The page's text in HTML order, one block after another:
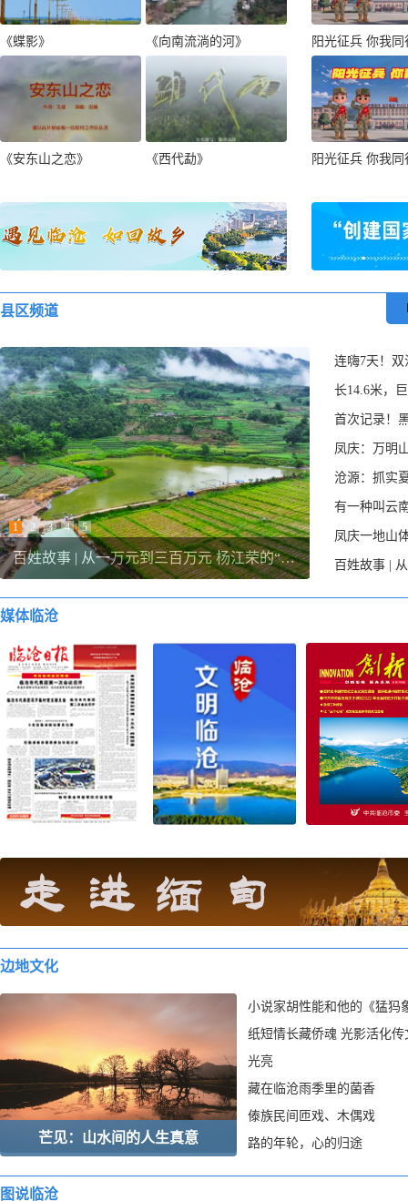
《蝶影》 《向南流淌的河》
《安东山之恋》 《西代勐》
县区频道
百姓故事 | 从一万元到三百万元 杨江荣的“鱼跃”人生
1 2 3 4 5
连嗨7天！双
长14.6米，
首次记录！
凤庆：万明
媒体临沧
边地文化
芒见：山水间的人生真意
小说家胡性能和他的《猛犸
纸短情长藏侨魂 光影活化传
光亮
藏在临沧雨季里的菌香
傣族民间匝戏、木偶戏
路的年轮，心的归途
图说临沧